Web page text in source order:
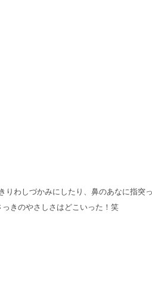
りわしづかみにしたり、鼻のあなに指突
きのやさしさはどこいった！笑